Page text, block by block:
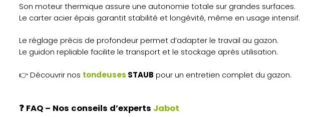
Son moteur thermique assure une autonomie totale sur grandes surfaces.
Le carter acier épais garantit stabilité et longévité, même en usage intensif.
Le réglage précis de profondeur permet d’adapter le travail au gazon.
Le guidon repliable facilite le transport et le stockage après utilisation.
👉 Découvrir nos tondeuses STAUB pour un entretien complet du gazon.
❓ FAQ – Nos conseils d’experts Jabot